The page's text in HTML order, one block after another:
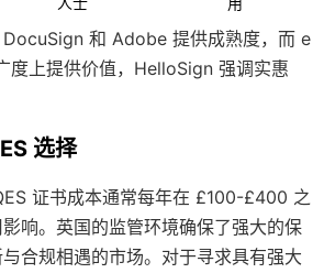
DocuSign 和 Adobe 提供成熟度，而 e
度上提供价值，HelloSign 强调实惠
选择
证书成本通常每年在 £100-£400 之
响。英国的监管环境确保了强大的保
合规相遇的市场。对于寻求具有强大